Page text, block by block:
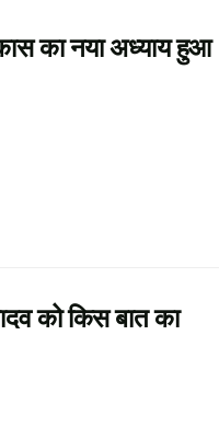
का नया अध्याय हुआ
को किस बात का